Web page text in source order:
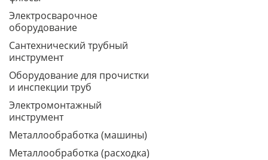
Электросварочное
оборудование
Сантехнический трубный
инструмент
Оборудование для прочистки
и инспекции труб
Электромонтажный
инструмент
Металлообработка (машины)
Металлообработка (расходка)